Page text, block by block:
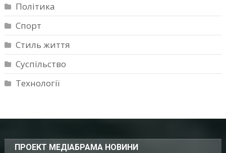
Політика
Спорт
Стиль життя
Суспільство
Технології
ПРОЕКТ МЕДІАБРАМА НОВИНИ